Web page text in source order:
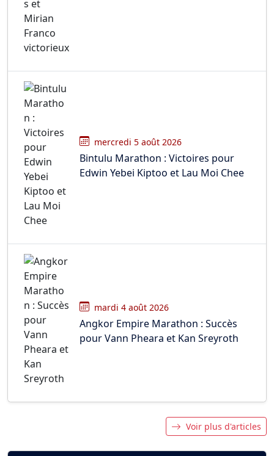
mercredi 5 août 2026
Bintulu Marathon : Victoires pour
Edwin Yebei Kiptoo et Lau Moi Chee
mardi 4 août 2026
Angkor Empire Marathon : Succès
pour Vann Pheara et Kan Sreyroth
Voir plus d'articles